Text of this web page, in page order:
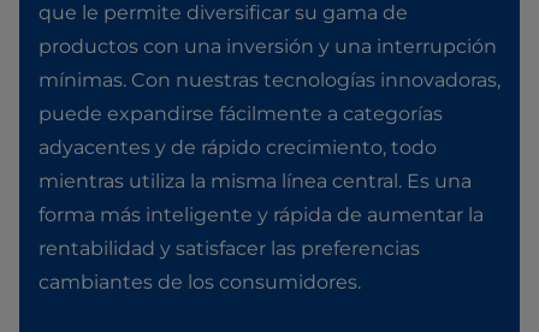
que le permite diversificar su gama de
productos con una inversión y una interrupción
mínimas. Con nuestras tecnologías innovadoras,
puede expandirse fácilmente a categorías
adyacentes y de rápido crecimiento, todo
mientras utiliza la misma línea central. Es una
forma más inteligente y rápida de aumentar la
rentabilidad y satisfacer las preferencias
cambiantes de los consumidores.